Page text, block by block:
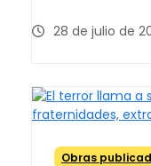
28 de julio de
Obras